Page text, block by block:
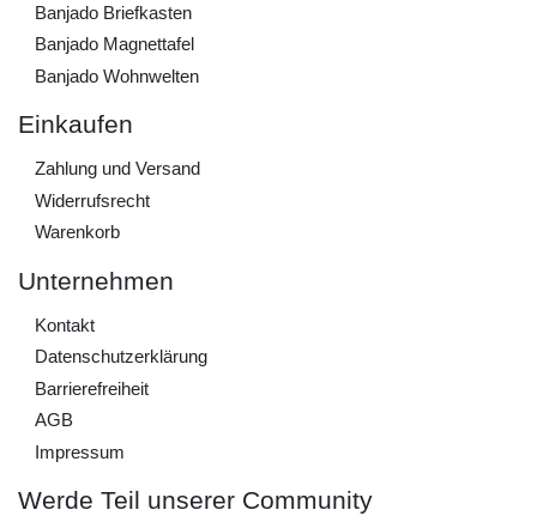
Banjado Briefkasten
Banjado Magnettafel
Banjado Wohnwelten
Einkaufen
Zahlung und Versand
Widerrufs­recht
Warenkorb
Unternehmen
Kontakt
Daten­schutz­erklärung
Barrierefreiheit
AGB
Impressum
Werde Teil unserer Community